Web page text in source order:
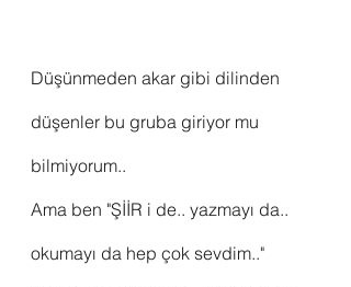
Düşünmeden akar gibi dilinden
düşenler bu gruba giriyor mu
bilmiyorum..
Ama ben "ŞİİR i de.. yazmayı da..
okumayı da hep çok sevdim.."